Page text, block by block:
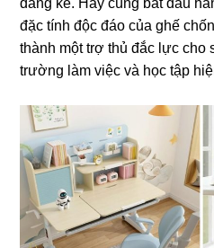
đặc tính độc đáo của ghế
thành một trợ thủ đắc lực cho
trường làm việc và học tập